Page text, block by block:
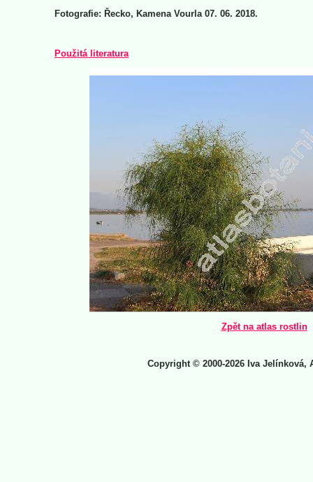
Fotografie: Řecko, Kamena Vourla 07. 06. 2018.
Použitá literatura
Zpět na atlas rostlin
Copyright © 2000-2026 Iva Jelínková,